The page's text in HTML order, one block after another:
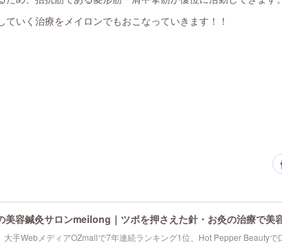
いく治療をメイロンでもおこなっていきます！！
美容鍼灸サロンmeilong｜ツボを押さえた針・お灸の治療で美
大手WebメディアOZmallで7年連続ランキング1位、Hot Pepper Beautyで